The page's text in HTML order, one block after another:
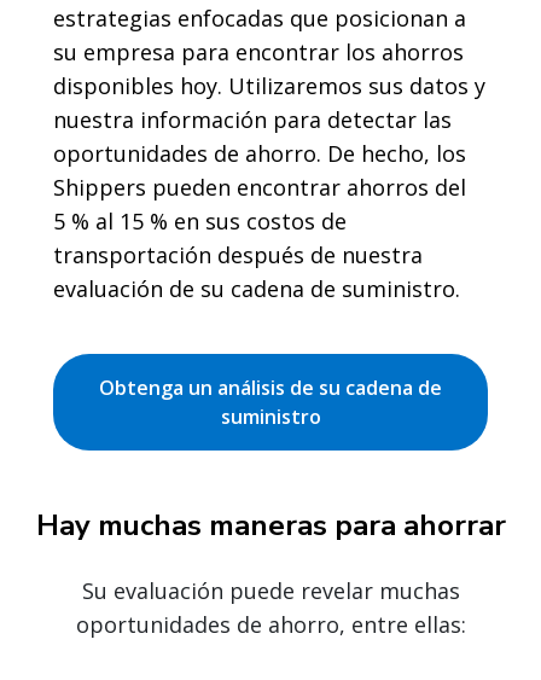
estrategias enfocadas que posicionan a
su empresa para encontrar los ahorros
disponibles hoy. Utilizaremos sus datos y
nuestra información para detectar las
oportunidades de ahorro. De hecho, los
Shippers pueden encontrar ahorros del
5 % al 15 % en sus costos de
transportación después de nuestra
evaluación de su cadena de suministro.
Obtenga un análisis de su cadena de
suministro
Hay muchas maneras para ahorrar
Su evaluación puede revelar muchas
oportunidades de ahorro, entre ellas: